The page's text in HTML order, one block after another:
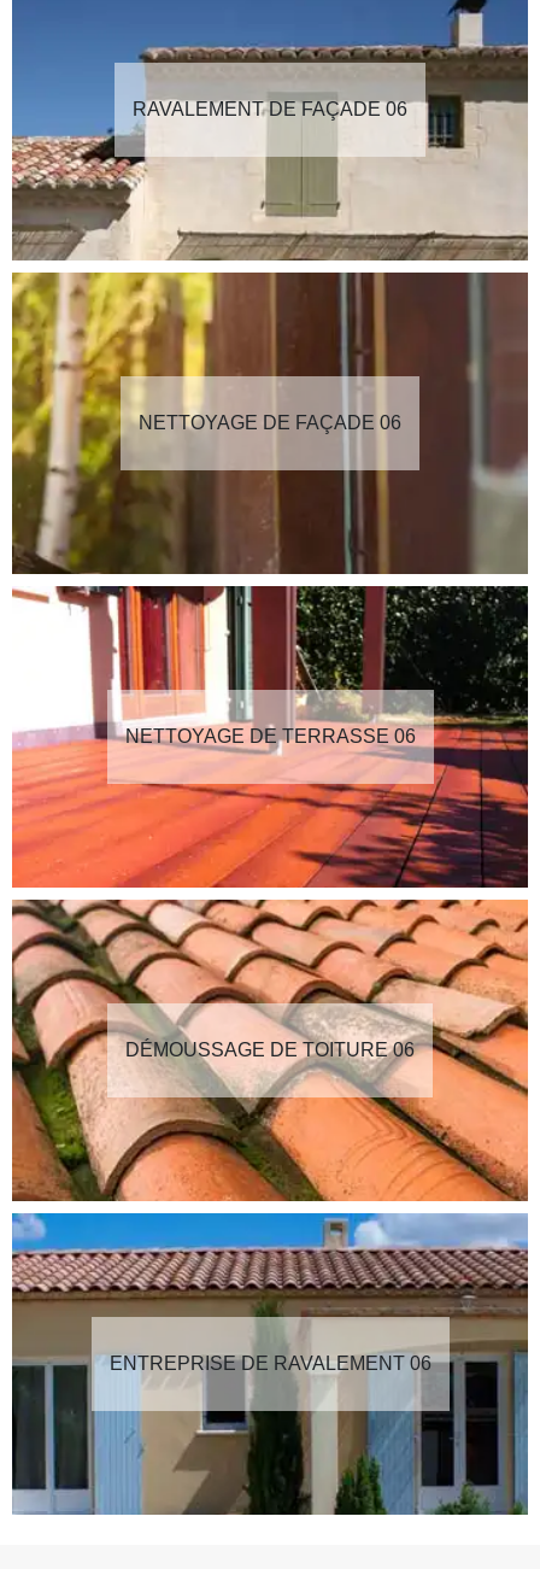
RAVALEMENT DE FAÇADE 06
NETTOYAGE DE FAÇADE 06
NETTOYAGE DE TERRASSE 06
DÉMOUSSAGE DE TOITURE 06
ENTREPRISE DE RAVALEMENT 06